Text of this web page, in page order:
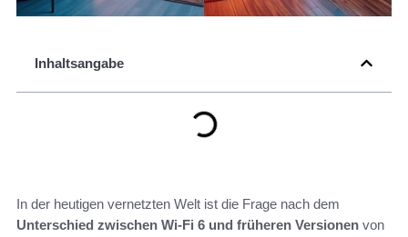
Inhaltsangabe
In der heutigen vernetzten Welt ist die Frage nach dem
Unterschied zwischen Wi-Fi 6 und früheren Versionen von